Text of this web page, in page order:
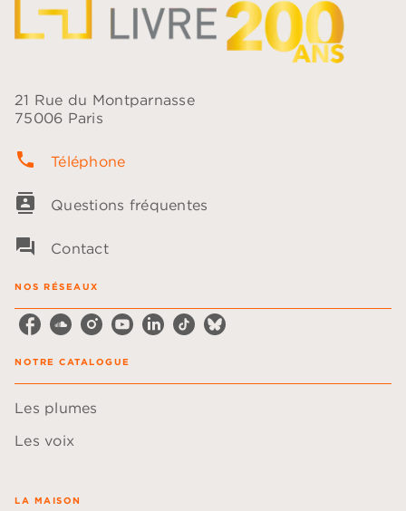
21 Rue du Montparnasse
75006 Paris
phone Téléphone
contacts Questions fréquentes
question_answer Contact
NOS RÉSEAUX
NOTRE CATALOGUE
Les plumes
Les voix
LA MAISON